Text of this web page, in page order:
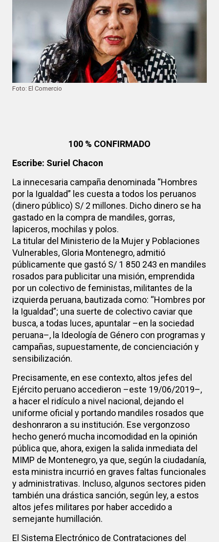
Foto: El Comercio
100 % CONFIRMADO
Escribe: Suriel Chacon
La innecesaria campaña denominada “Hombres
por la Igualdad” les cuesta a todos los peruanos
(dinero público) S/ 2 millones. Dicho dinero se ha
gastado en la compra de mandiles, gorras,
lapiceros, mochilas y polos.
La titular del Ministerio de la Mujer y Poblaciones
Vulnerables, Gloria Montenegro, admitió
públicamente que gastó S/ 1 850 243 en mandiles
rosados para publicitar una misión, emprendida
por un colectivo de feministas, militantes de la
izquierda peruana, bautizada como: “Hombres por
la Igualdad”; una suerte de colectivo caviar que
busca, a todas luces, apuntalar –en la sociedad
peruana–, la Ideología de Género con programas y
campañas, supuestamente, de concienciación y
sensibilización.
Precisamente, en ese contexto, altos jefes del
Ejército peruano accedieron –este 19/06/2019–,
a hacer el ridículo a nivel nacional, dejando el
uniforme oficial y portando mandiles rosados que
deshonraron a su institución. Ese vergonzoso
hecho generó mucha incomodidad en la opinión
pública que, ahora, exigen la salida inmediata del
MIMP de Montenegro, ya que, según la ciudadanía,
esta ministra incurrió en graves faltas funcionales
y administrativas. Incluso, algunos sectores piden
también una drástica sanción, según ley, a estos
altos jefes militares por haber accedido a
semejante humillación.
El Sistema Electrónico de Contrataciones del